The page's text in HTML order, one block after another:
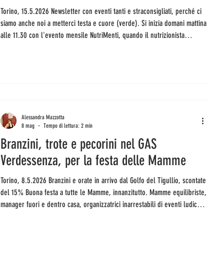
Torino, 15.5.2026 Newsletter con eventi tanti e straconsigliati, perché ci
siamo anche noi a metterci testa e cuore (verde). Si inizia domani mattina
alle 11.30 con l'evento mensile NutriMenti, quando il nutrizionista
Branzini, trote e pecorini nel GAS
Verdessenza, per la festa delle Mamme
Torino, 8.5.2026 Branzini e orate in arrivo dal Golfo del Tigullio, scontate
del 15% Buona festa a tutte le Mamme, innanzitutto. Mamme equilibriste,
manager fuori e dentro casa, organizzatrici inarrestabili di eventi ludico-
Alessandra Mazzotta
8 mag
Tempo di lettura: 2 min